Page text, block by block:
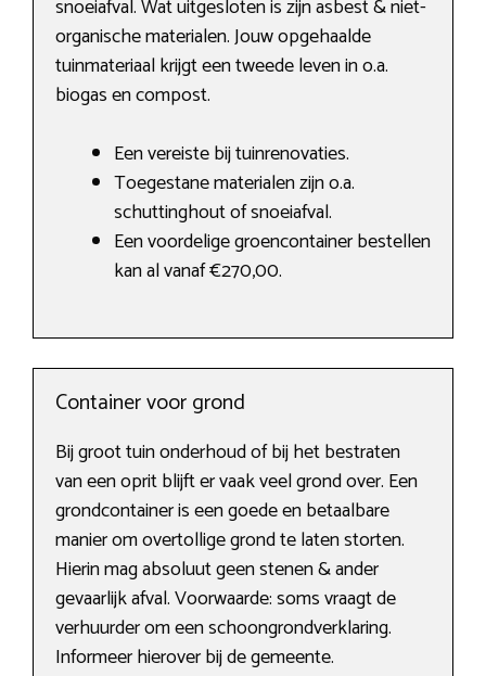
snoeiafval. Wat uitgesloten is zijn asbest & niet-
organische materialen. Jouw opgehaalde
tuinmateriaal krijgt een tweede leven in o.a.
biogas en compost.
Een vereiste bij tuinrenovaties.
Toegestane materialen zijn o.a.
schuttinghout of snoeiafval.
Een voordelige groencontainer bestellen
kan al vanaf €270,00.
Container voor grond
Bij groot tuin onderhoud of bij het bestraten
van een oprit blijft er vaak veel grond over. Een
grondcontainer is een goede en betaalbare
manier om overtollige grond te laten storten.
Hierin mag absoluut geen stenen & ander
gevaarlijk afval. Voorwaarde: soms vraagt de
verhuurder om een schoongrondverklaring.
Informeer hierover bij de gemeente.